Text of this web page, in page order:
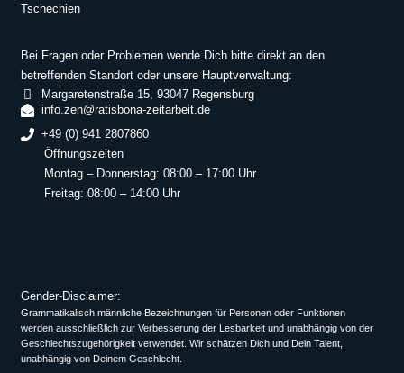
Tschechien
Bei Fragen oder Problemen wende Dich bitte direkt an den
betreffenden Standort oder unsere Hauptverwaltung:
Margaretenstraße 15, 93047 Regensburg
info.zen@ratisbona-zeitarbeit.de
+49 (0) 941 2807860
Öffnungszeiten
Montag – Donnerstag: 08:00 – 17:00 Uhr
Freitag: 08:00 – 14:00 Uhr
Gender-Disclaimer:
Grammatikalisch männliche Bezeichnungen für Personen oder Funktionen
werden ausschließlich zur Verbesserung der Lesbarkeit und unabhängig von der
Geschlechtszugehörigkeit verwendet. Wir schätzen Dich und Dein Talent,
unabhängig von Deinem Geschlecht.